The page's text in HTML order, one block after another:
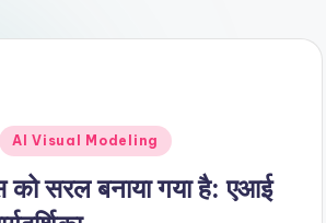
AI Visual Modeling
को सरल बनाया गया है: एआई